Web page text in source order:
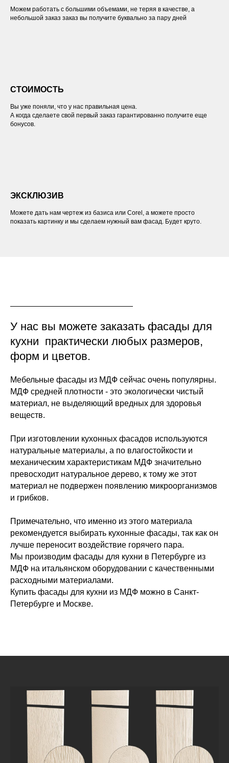
Можем работать с большими объемами, не теряя в качестве, а
небольшой заказ заказ вы получите буквально за пару дней
СТОИМОСТЬ
Вы уже поняли, что у нас правильная цена.
А когда сделаете свой первый заказ гарантированно получите еще
бонусов.
ЭКСКЛЮЗИВ
Можете дать нам чертеж из базиса или Corel, а можете просто
показать картинку и мы сделаем нужный вам фасад. Будет круто.
У нас вы можете заказать фасады для
кухни практически любых размеров,
форм и цветов.
Мебельные фасады из МДФ сейчас очень популярны.
МДФ средней плотности - это экологически чистый
материал, не выделяющий вредных для здоровья
веществ.
При изготовлении кухонных фасадов используются
натуральные материалы, а по влагостойкости и
механическим характеристикам МДФ значительно
превосходит натуральное дерево, к тому же этот
материал не подвержен появлению микроорганизмов
и грибков.
Примечательно, что именно из этого материала
рекомендуется выбирать кухонные фасады, так как он
лучше переносит воздействие горячего пара.
Мы производим фасады для кухни в Петербурге из
МДФ на итальянском оборудовании с качественными
расходными материалами.
Купить фасады для кухни из МДФ можно в Санкт-
Петербурге и Москве.